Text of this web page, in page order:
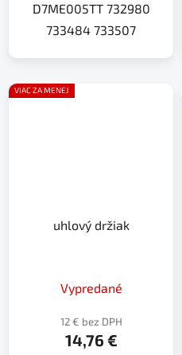
D7ME005TT 732980
733484 733507
VIAC ZA MENEJ
uhlový držiak
Vypredané
12 € bez DPH
14,76 €